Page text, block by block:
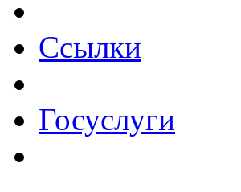
Ссылки
Госуслуги